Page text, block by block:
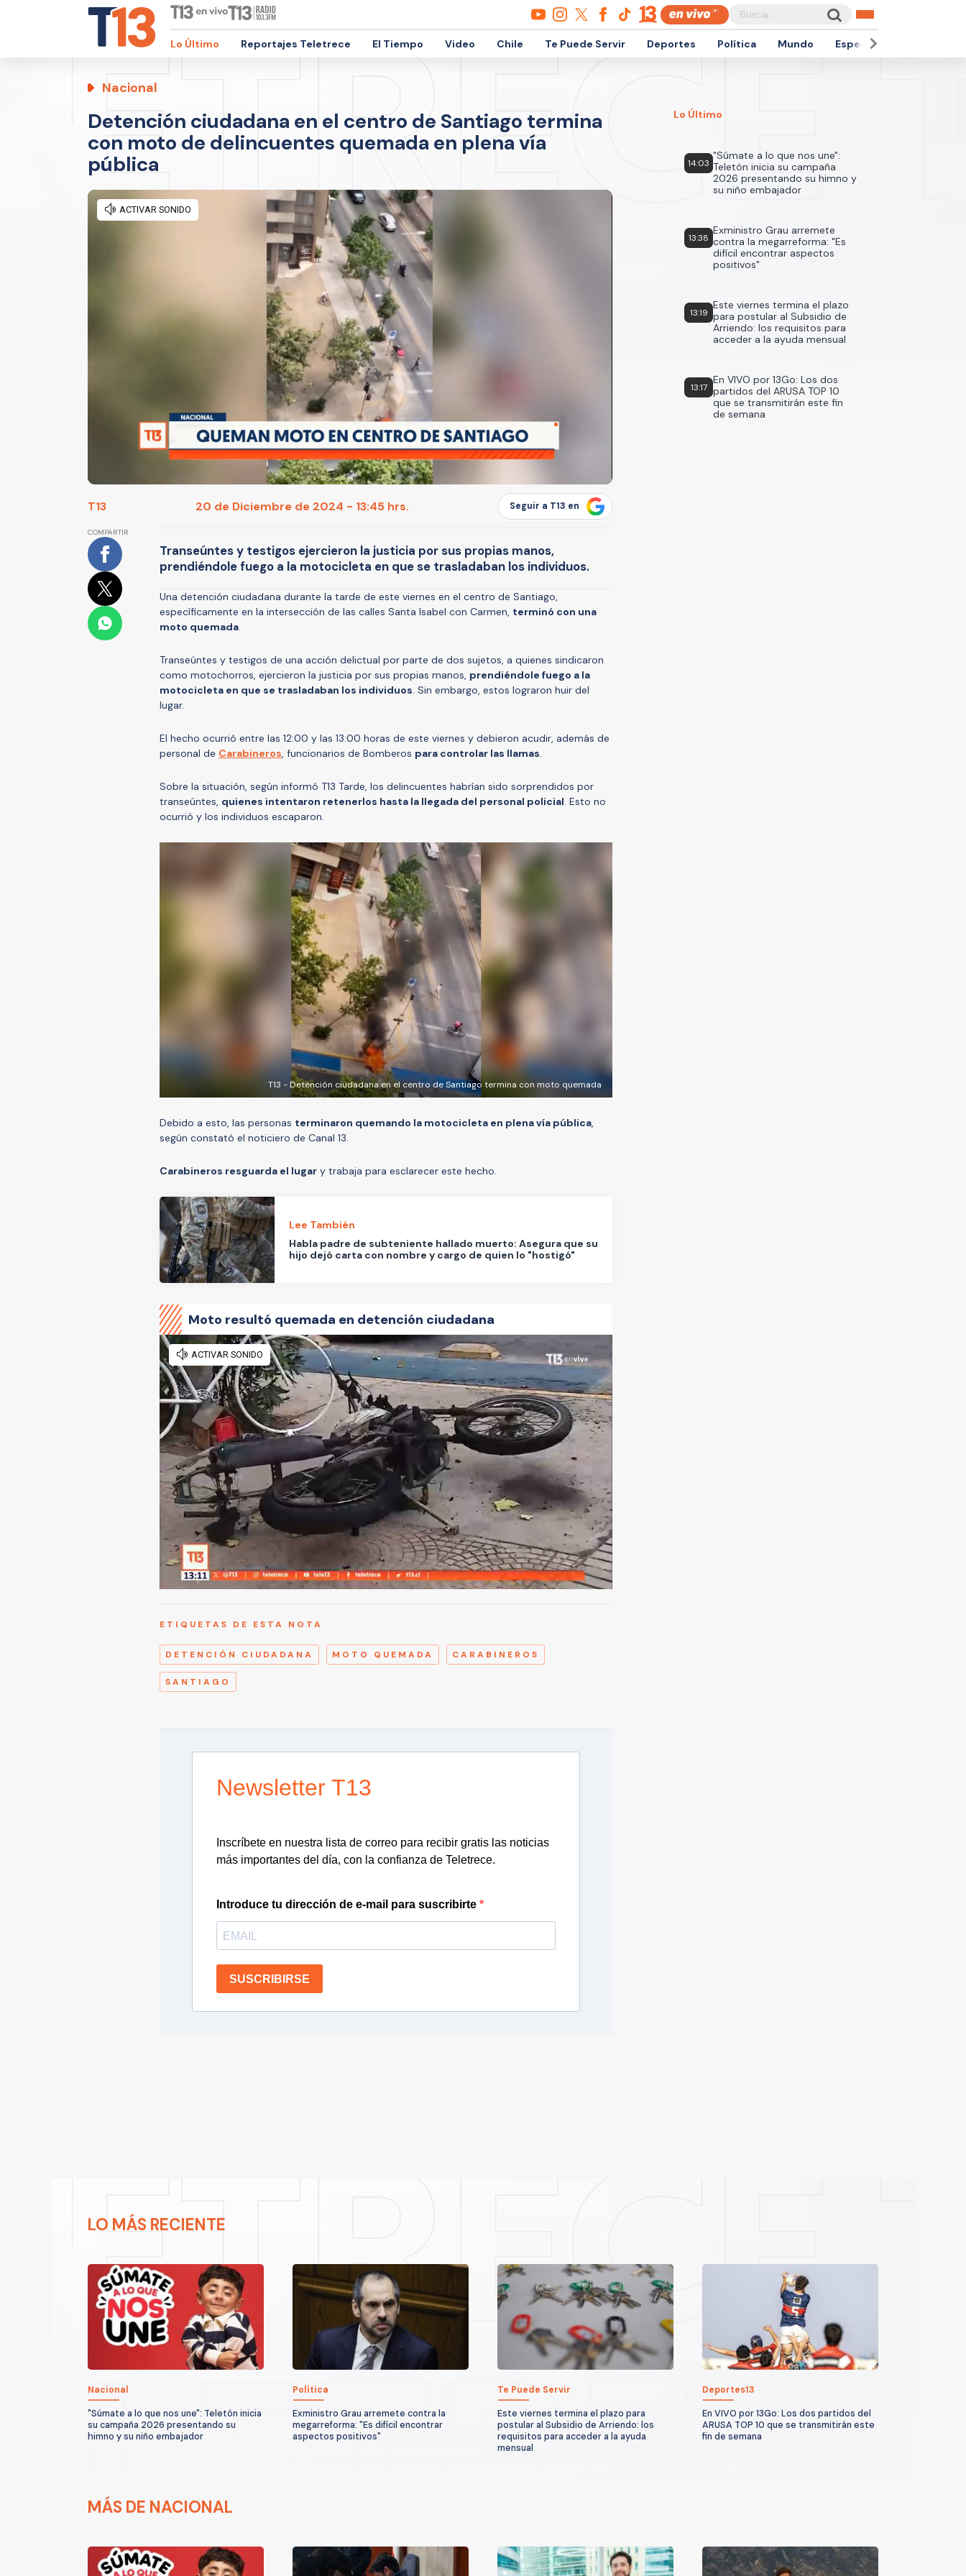
Lo Último Reportajes Teletrece El Tiempo Video Chile Te Puede Servir Deportes Política Mundo Espectáculos
Nacional
Detención ciudadana en el centro de Santiago termina
con moto de delincuentes quemada en plena vía
pública
T13 20 de Diciembre de 2024 - 13:45 hrs. Seguir a T13 en
COMPARTIR
Transeúntes y testigos ejercieron la justicia por sus propias manos,
prendiéndole fuego a la motocicleta en que se trasladaban los individuos.
Una detención ciudadana durante la tarde de este viernes en el centro de Santiago,
específicamente en la intersección de las calles Santa Isabel con Carmen, terminó con una
moto quemada.
Transeúntes y testigos de una acción delictual por parte de dos sujetos, a quienes sindicaron
como motochorros, ejercieron la justicia por sus propias manos, prendiéndole fuego a la
motocicleta en que se trasladaban los individuos. Sin embargo, estos lograron huir del
lugar.
El hecho ocurrió entre las 12:00 y las 13:00 horas de este viernes y debieron acudir, además de
personal de Carabineros, funcionarios de Bomberos para controlar las llamas.
Sobre la situación, según informó T13 Tarde, los delincuentes habrían sido sorprendidos por
transeúntes, quienes intentaron retenerlos hasta la llegada del personal policial. Esto no
ocurrió y los individuos escaparon.
T13 - Detención ciudadana en el centro de Santiago termina con moto quemada
Debido a esto, las personas terminaron quemando la motocicleta en plena vía pública,
según constató el noticiero de Canal 13.
Carabineros resguarda el lugar y trabaja para esclarecer este hecho.
Lee También
Habla padre de subteniente hallado muerto: Asegura que su
hijo dejó carta con nombre y cargo de quien lo "hostigó"
Moto resultó quemada en detención ciudadana
ETIQUETAS DE ESTA NOTA
DETENCIÓN CIUDADANA MOTO QUEMADA CARABINEROS
SANTIAGO
Newsletter T13
Inscríbete en nuestra lista de correo para recibir gratis las noticias
más importantes del día, con la confianza de Teletrece.
Introduce tu dirección de e-mail para suscribirte
SUSCRIBIRSE
Lo Último
14:03
"Súmate a lo que nos une":
Teletón inicia su campaña
2026 presentando su himno y
su niño embajador
13:38
Exministro Grau arremete
contra la megarreforma: "Es
difícil encontrar aspectos
positivos"
13:19
Este viernes termina el plazo
para postular al Subsidio de
Arriendo: los requisitos para
acceder a la ayuda mensual
13:17
En VIVO por 13Go: Los dos
partidos del ARUSA TOP 10
que se transmitirán este fin
de semana
LO MÁS RECIENTE
Nacional
"Súmate a lo que nos une": Teletón inicia
su campaña 2026 presentando su
himno y su niño embajador
Política
Exministro Grau arremete contra la
megarreforma: "Es difícil encontrar
aspectos positivos"
Te Puede Servir
Este viernes termina el plazo para
postular al Subsidio de Arriendo: los
requisitos para acceder a la ayuda
mensual
Deportes13
En VIVO por 13Go: Los dos partidos del
ARUSA TOP 10 que se transmitirán este
fin de semana
MÁS DE NACIONAL